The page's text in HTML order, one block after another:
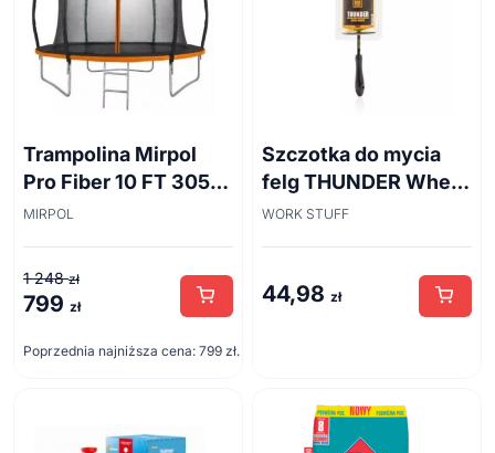
Trampolina Mirpol
Pro Fiber 10 FT 305
cm + siatka
MIRPOL
1 248zł
Pierwotna
wynosiła:
799 zł
Aktualna
wynosi:
Poprzednia najniższa cena: 799 zł.
Szczotka do mycia
felg THUNDER Wheel
Brush 45cm
WORK STUFF
44,98 zł